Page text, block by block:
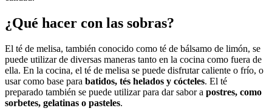
¿Qué hacer con las sobras?
El té de melisa, también conocido como té de bálsamo de limón, se
puede utilizar de diversas maneras tanto en la cocina como fuera de
ella. En la cocina, el té de melisa se puede disfrutar caliente o frío, o
usar como base para batidos, tés helados y cócteles. El té
preparado también se puede utilizar para dar sabor a postres, como
sorbetes, gelatinas o pasteles.